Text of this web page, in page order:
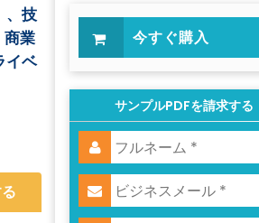
、技
商業
イベ
今すぐ購入
サンプルPDFを請求する